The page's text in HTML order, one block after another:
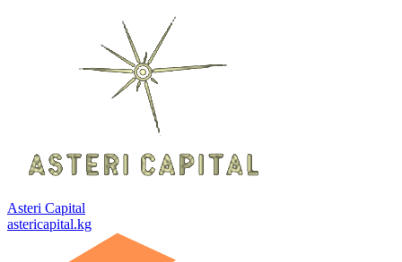
Asteri Capital
astericapital.kg